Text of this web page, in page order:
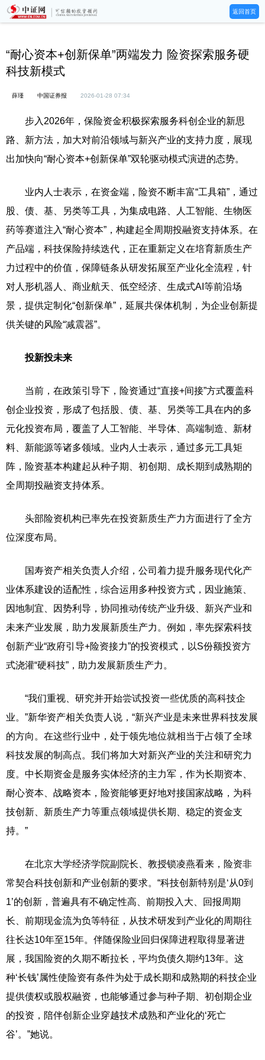
返回首页
“耐心资本+创新保单”两端发力 险资探索服务硬
科技新模式
薛瑾 中国证券报 2026-01-28 07:34
步入2026年，保险资金积极探索服务科创企业的新思
路、新方法，加大对前沿领域与新兴产业的支持力度，展现
出加快向“耐心资本+创新保单”双轮驱动模式演进的态势。
业内人士表示，在资金端，险资不断丰富“工具箱”，通过
股、债、基、另类等工具，为集成电路、人工智能、生物医
药等赛道注入“耐心资本”，构建起全周期投融资支持体系。在
产品端，科技保险持续迭代，正在重新定义在培育新质生产
力过程中的价值，保障链条从研发拓展至产业化全流程，针
对人形机器人、商业航天、低空经济、生成式AI等前沿场
景，提供定制化“创新保单”，延展共保体机制，为企业创新提
供关键的风险“减震器”。
投新投未来
当前，在政策引导下，险资通过“直接+间接”方式覆盖科
创企业投资，形成了包括股、债、基、另类等工具在内的多
元化投资布局，覆盖了人工智能、半导体、高端制造、新材
料、新能源等诸多领域。业内人士表示，通过多元工具矩
阵，险资基本构建起从种子期、初创期、成长期到成熟期的
全周期投融资支持体系。
头部险资机构已率先在投资新质生产力方面进行了全方
位深度布局。
国寿资产相关负责人介绍，公司着力提升服务现代化产
业体系建设的适配性，综合运用多种投资方式，因业施策、
因地制宜、因势利导，协同推动传统产业升级、新兴产业和
未来产业发展，助力发展新质生产力。例如，率先探索科技
创新产业“政府引导+险资接力”的投资模式，以S份额投资方
式浇灌“硬科技”，助力发展新质生产力。
“我们重视、研究并开始尝试投资一些优质的高科技企
业。”新华资产相关负责人说，“新兴产业是未来世界科技发展
的方向。在这些行业中，处于领先地位就相当于占领了全球
科技发展的制高点。我们将加大对新兴产业的关注和研究力
度。中长期资金是服务实体经济的主力军，作为长期资本、
耐心资本、战略资本，险资能够更好地对接国家战略，为科
技创新、新质生产力等重点领域提供长期、稳定的资金支
持。”
在北京大学经济学院副院长、教授锁凌燕看来，险资非
常契合科技创新和产业创新的要求。“科技创新特别是‘从0到
1’的创新，普遍具有不确定性高、前期投入大、回报周期
长、前期现金流为负等特征，从技术研发到产业化的周期往
往长达10年至15年。伴随保险业回归保障进程取得显著进
展，我国险资的久期不断拉长，平均负债久期约13年。这
种‘长钱’属性使险资有条件为处于成长期和成熟期的科技企业
提供债权或股权融资，也能够通过参与种子期、初创期企业
的投资，陪伴创新企业穿越技术成熟和产业化的‘死亡
谷’。”她说。